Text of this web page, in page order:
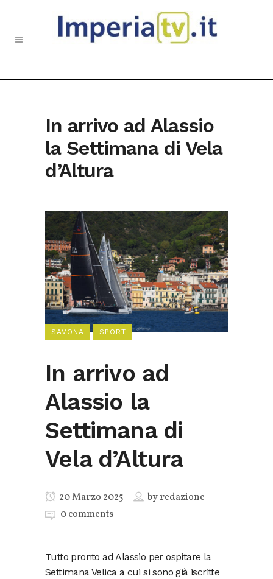
In arrivo ad Alassio
la Settimana di Vela
d’Altura
SAVONA SPORT
In arrivo ad
Alassio la
Settimana di
Vela d’Altura
20 Marzo 2025 byredazione
0 comments
Tutto pronto ad Alassio per ospitare la
Settimana Velica a cui si sono già iscritte